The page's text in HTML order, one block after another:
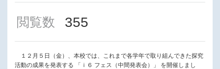
閲覧数 355
１２月５日（金）、本校では、これまで各学年で取り組んできた探究
活動の成果を発表する 「ｉ６ フェス（中間発表会）」 を開催しまし